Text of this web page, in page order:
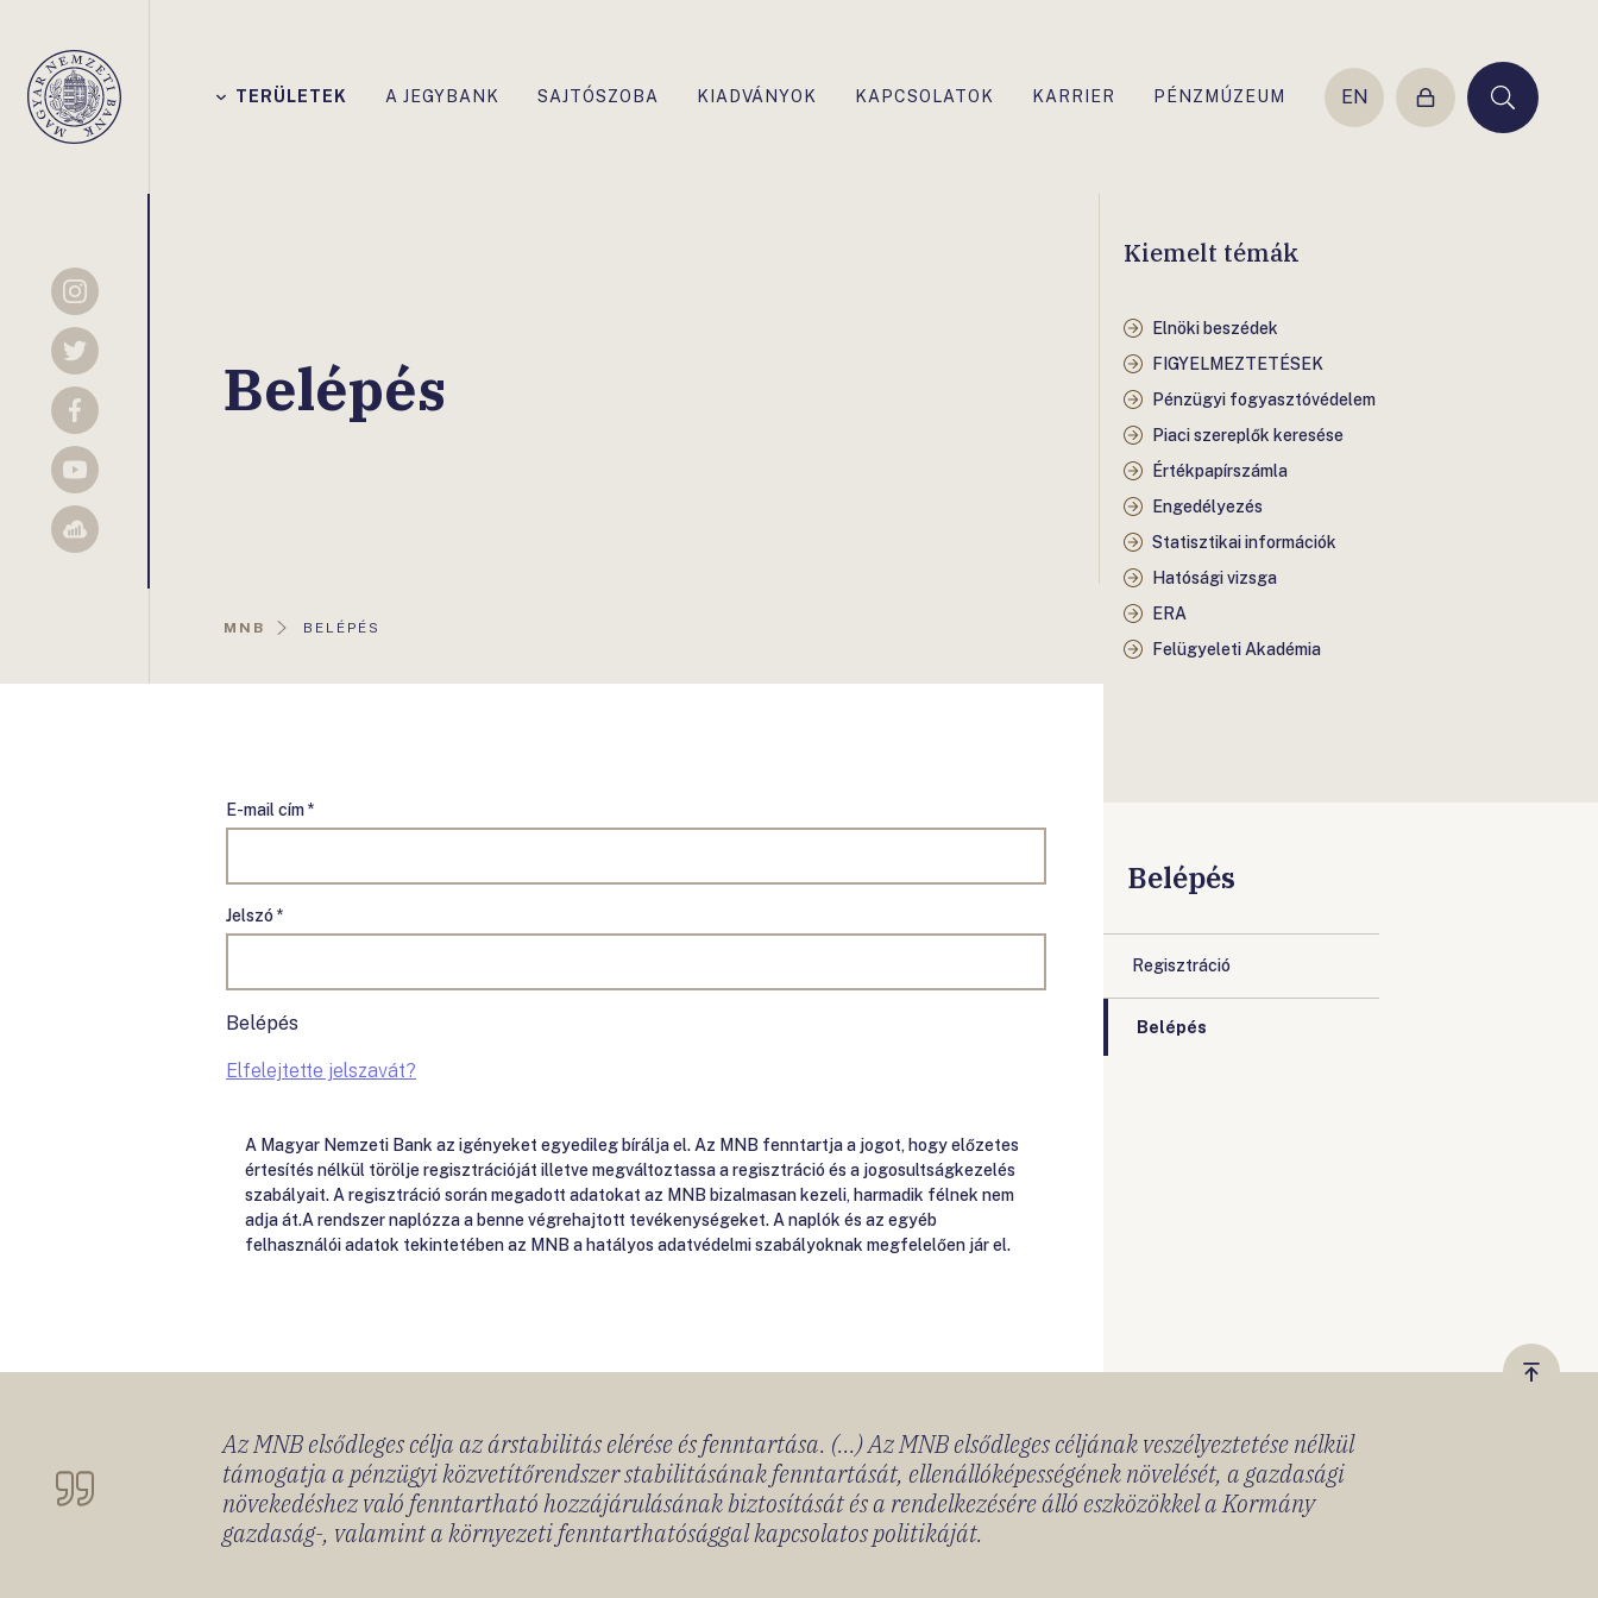
Magyar
Nemzeti
TERÜLETEK A JEGYBANK SAJTÓSZOBA KIADVÁNYOK KAPCSOLATOK KARRIER PÉNZMÚZEUM EN
Belépés Keresés
Instagram
Twitter
Facebook
YouTube
Sellsy
Belépés
MNB
AKTUÁLIS
BELÉPÉS
Kiemelt témák
Elnöki beszédek
FIGYELMEZTETÉSEK
Pénzügyi fogyasztóvédelem
Piaci szereplők keresése
Értékpapírszámla
Engedélyezés
Statisztikai információk
Hatósági vizsga
ERA
Felügyeleti Akadémia
E-mail cím *
Jelszó *
Belépés
Elfelejtette jelszavát?
A Magyar Nemzeti Bank az igényeket egyedileg bírálja el. Az MNB fenntartja a jogot, hogy előzetes
értesítés nélkül törölje regisztrációját illetve megváltoztassa a regisztráció és a jogosultságkezelés
szabályait. A regisztráció során megadott adatokat az MNB bizalmasan kezeli, harmadik félnek nem
adja át.A rendszer naplózza a benne végrehajtott tevékenységeket. A naplók és az egyéb
felhasználói adatok tekintetében az MNB a hatályos adatvédelmi szabályoknak megfelelően jár el.
Belépés
Regisztráció
Belépés
Vissza
Az MNB elsődleges célja az árstabilitás elérése és fenntartása. (...) Az MNB elsődleges céljának veszélyeztetése nélkül
támogatja a pénzügyi közvetítőrendszer stabilitásának fenntartását, ellenállóképességének növelését, a gazdasági
növekedéshez való fenntartható hozzájárulásának biztosítását és a rendelkezésére álló eszközökkel a Kormány
gazdaság-, valamint a környezeti fenntarthatósággal kapcsolatos politikáját.